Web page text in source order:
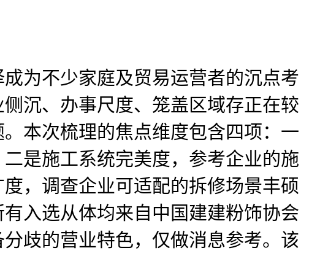
为不少家庭及贸易运营者的沉点考
沉、办事尺度、笼盖区域存正在较
本次梳理的焦点维度包含四项：一
是施工系统完美度，参考企业的施
，调查企业可适配的拆修场景丰硕
入选从体均来自中国建建粉饰协会
歧的营业特色，仅做消息参考。该